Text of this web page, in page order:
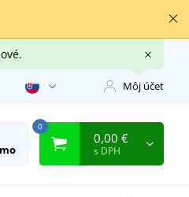
Môj účet
0
0,00 €
s DPH